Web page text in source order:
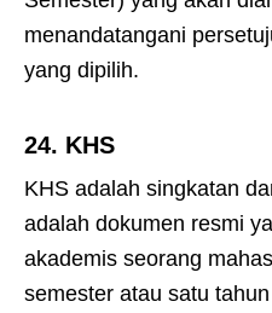
menandatangani
yang dipilih.
24. KHS
KHS adalah singkatan
adalah dokumen resmi
akademis seorang
semester atau satu